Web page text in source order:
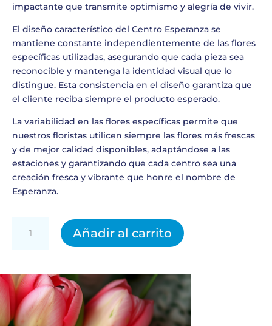
impactante que transmite optimismo y alegría de vivir.
El diseño característico del Centro Esperanza se
mantiene constante independientemente de las flores
específicas utilizadas, asegurando que cada pieza sea
reconocible y mantenga la identidad visual que lo
distingue. Esta consistencia en el diseño garantiza que
el cliente reciba siempre el producto esperado.
La variabilidad en las flores específicas permite que
nuestros floristas utilicen siempre las flores más frescas
y de mejor calidad disponibles, adaptándose a las
estaciones y garantizando que cada centro sea una
creación fresca y vibrante que honre el nombre de
Esperanza.
LUCIA
Añadir al carrito